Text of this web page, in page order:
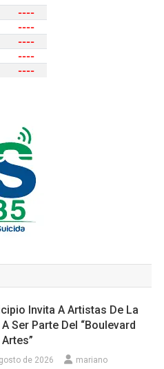
Invita A Artistas De La
Ser Parte Del “Boulevard
de 2026 mariano